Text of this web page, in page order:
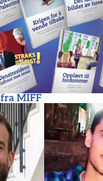
MIFF